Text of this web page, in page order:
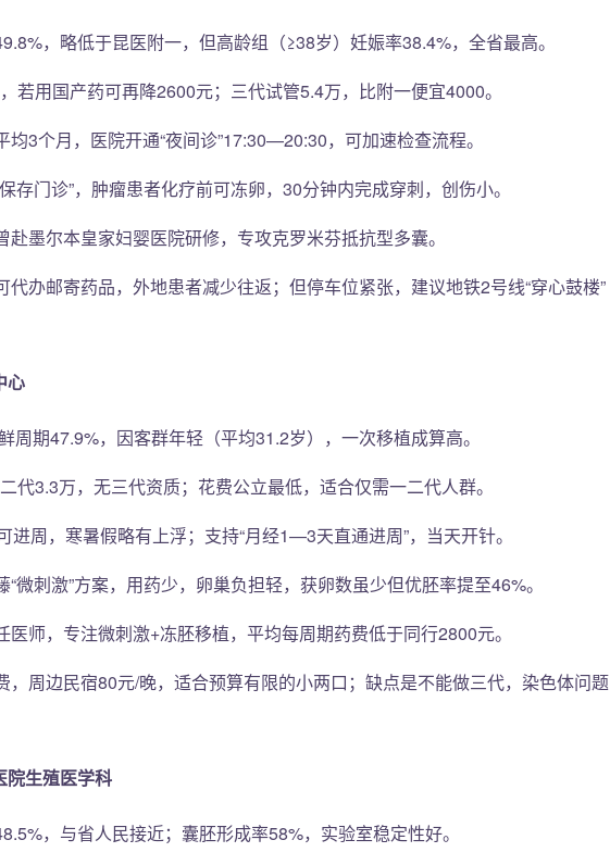
，略低于昆医附一，但高龄组（≥38岁）妊娠率38.4%，全省最高。
若用国产药可再降2600元；三代试管5.4万，比附一便宜4000。
均3个月，医院开通“夜间诊”17:30—20:30，可加速检查流程。
存门诊”，肿瘤患者化疗前可冻卵，30分钟内完成穿刺，创伤小。
赴墨尔本皇家妇婴医院研修，专攻克罗米芬抵抗型多囊。
代办邮寄药品，外地患者减少往返；但停车位紧张，建议地铁2号线“穿心鼓楼”
心
周期47.9%，因客群年轻（平均31.2岁），一次移植成算高。
代3.3万，无三代资质；花费公立最低，适合仅需一二代人群。
进周，寒暑假略有上浮；支持“月经1—3天直通进周”，当天开针。
微刺激”方案，用药少，卵巢负担轻，获卵数虽少但优胚率提至46%。
医师，专注微刺激+冻胚移植，平均每周期药费低于同行2800元。
，周边民宿80元/晚，适合预算有限的小两口；缺点是不能做三代，染色体问题
院生殖医学科
，与省人民接近；囊胚形成率58%，实验室稳定性好。